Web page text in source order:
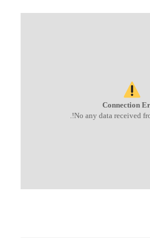
Connection
No any data received